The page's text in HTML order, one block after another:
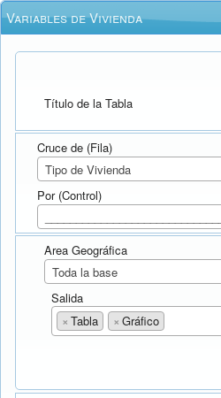
Variables de Vivienda
Título de la Tabla
Cruce de (Fila)
Tipo de Vivienda
Por (Control)
Area Geográfica
Toda la base
Salida
× Tabla × Gráfico